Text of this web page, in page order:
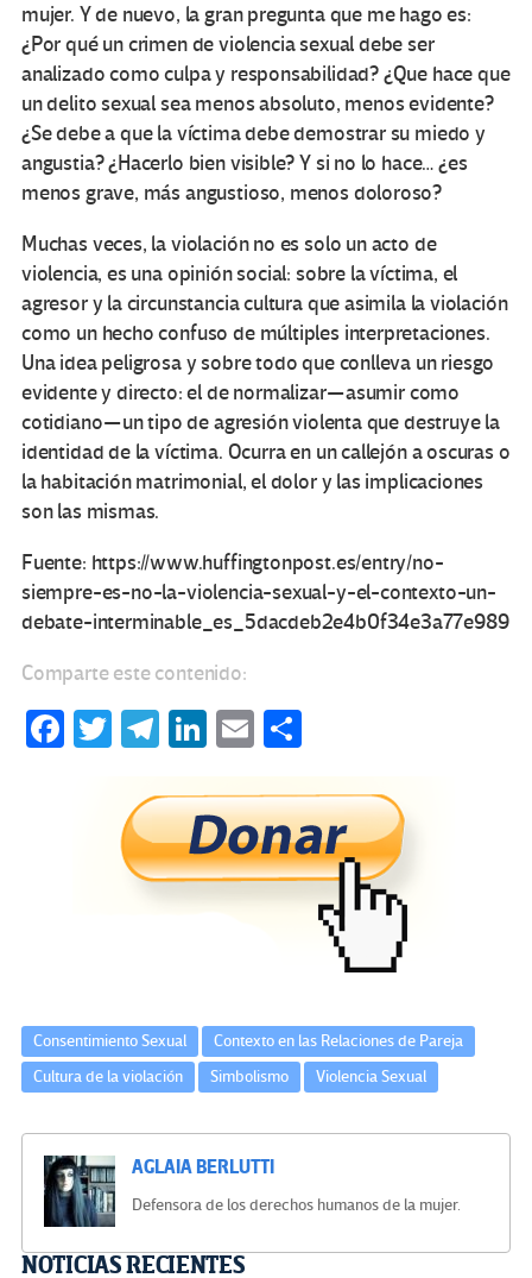
mujer. Y de nuevo, la gran pregunta que me hago es:
¿Por qué un crimen de violencia sexual debe ser
analizado como culpa y responsabilidad? ¿Que hace que
un delito sexual sea menos absoluto, menos evidente?
¿Se debe a que la víctima debe demostrar su miedo y
angustia? ¿Hacerlo bien visible? Y si no lo hace… ¿es
menos grave, más angustioso, menos doloroso?
Muchas veces, la violación no es solo un acto de
violencia, es una opinión social: sobre la víctima, el
agresor y la circunstancia cultura que asimila la violación
como un hecho confuso de múltiples interpretaciones.
Una idea peligrosa y sobre todo que conlleva un riesgo
evidente y directo: el de normalizar — asumir como
cotidiano — un tipo de agresión violenta que destruye la
identidad de la víctima. Ocurra en un callejón a oscuras o
la habitación matrimonial, el dolor y las implicaciones
son las mismas.
Fuente: https://www.huffingtonpost.es/entry/no-
siempre-es-no-la-violencia-sexual-y-el-contexto-un-
debate-interminable_es_5dacdeb2e4b0f34e3a77e989
Comparte este contenido:
Fa T
tt
er
Te
gr
a
m
Li
ke
dI
n
E
ail m
p
ar
tir
Consentimiento Sexual
Contexto en las Relaciones de Pareja
Cultura de la violación
Simbolismo Violencia Sexual
AGLAIA BERLUTTI
Defensora de los derechos humanos de la mujer.
NOTICIAS RECIENTES